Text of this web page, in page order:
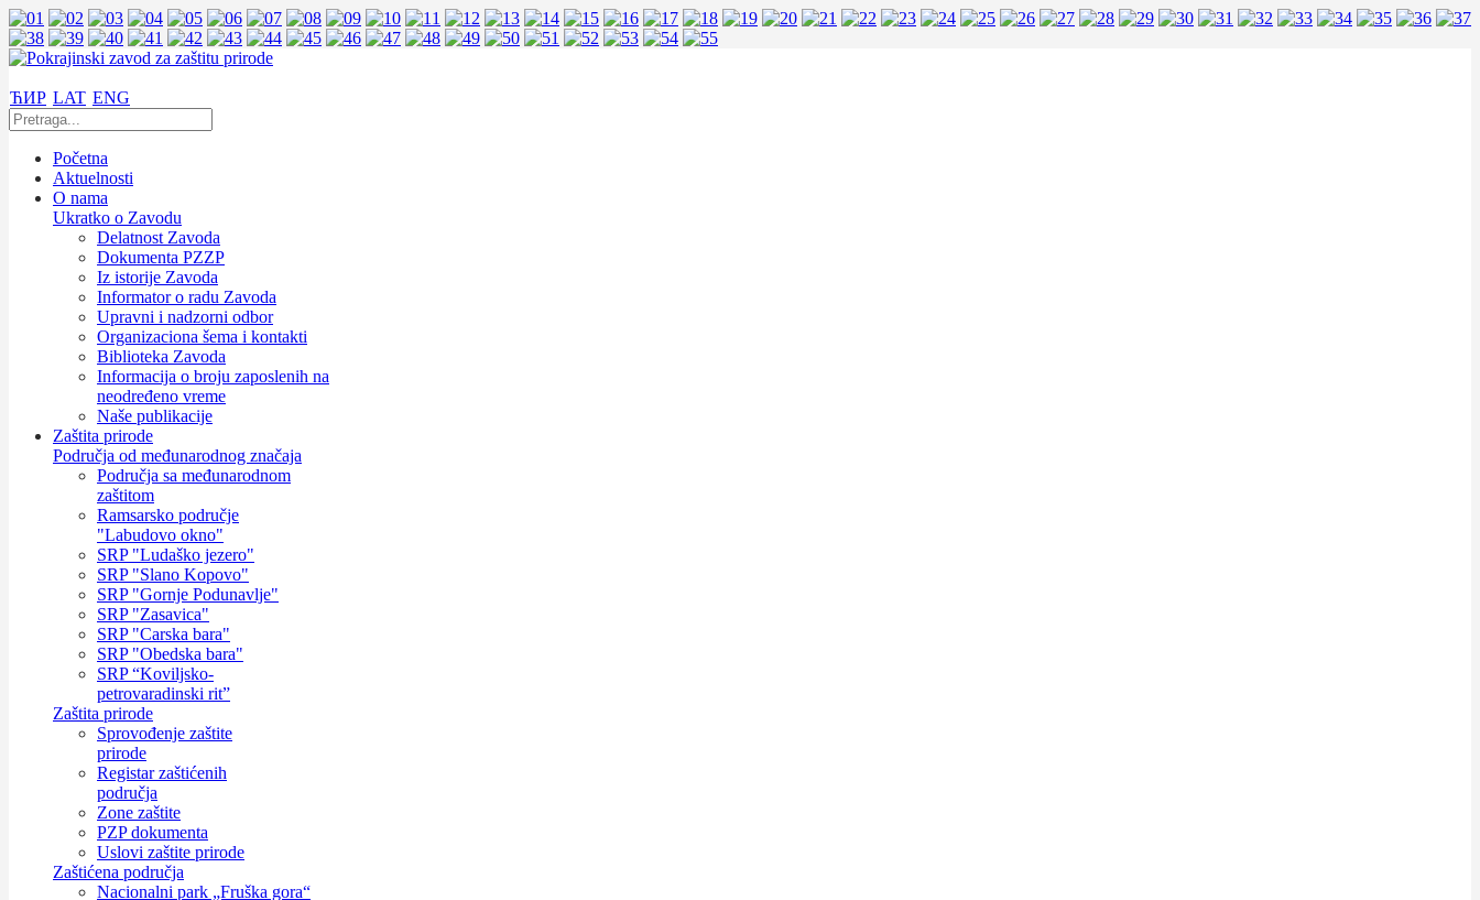
ЋИР LAT ENG
Početna
Aktuelnosti
O nama
Ukratko o Zavodu
Delatnost Zavoda
Dokumenta PZZP
Iz istorije Zavoda
Informator o radu Zavoda
Upravni i nadzorni odbor
Organizaciona šema i kontakti
Biblioteka Zavoda
Informacija o broju zaposlenih na
neodređeno vreme
Naše publikacije
Zaštita prirode
Područja od međunarodnog značaja
Područja sa međunarodnom
zaštitom
Ramsarsko područje
"Labudovo okno"
SRP "Ludaško jezero"
SRP "Slano Kopovo"
SRP "Gornje Podunavlje"
SRP "Zasavica"
SRP "Carska bara"
SRP "Obedska bara"
SRP “Koviljsko-
petrovaradinski rit”
Zaštita prirode
Sprovođenje zaštite
prirode
Registar zaštićenih
područja
Zone zaštite
PZP dokumenta
Uslovi zaštite prirode
Zaštićena područja
Nacionalni park „Fruška gora“